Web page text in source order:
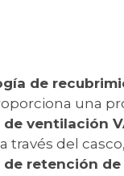
de
una
de ventilación
través del
retención de